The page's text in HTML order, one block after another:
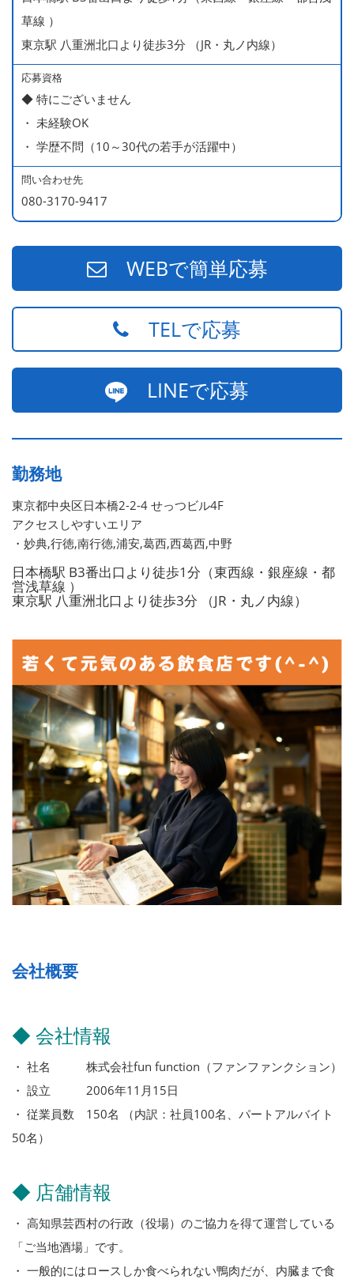
450万円／社員（20代・入社1年目・入籍予定のパートナ
ー持ち）
490万円／店長代理（20代・入社2年目・入社後に結婚。
ラブラブな新婚さん）
540万円／店長（20代・入社3年目・ 育休取得して、更に
やる気MAXの2児のお父さん）
670万円／統括店長（30代・入社7年目・中学生の長男筆
頭に3人の子供を持つ一家の大黒柱）
草線 ）
東京駅 八重洲北口より徒歩3分 （JR・丸ノ内線）
応募資格
◆ 特にございません
・ 未経験OK
・ 学歴不問（10～30代の若手が活躍中）
問い合わせ先
080-3170-9417
WEBで簡単応募
TELで応募
LINEで応募
勤務地
東京都中央区日本橋2-2-4 せっつビル4F
アクセスしやすいエリア
・妙典,行徳,南行徳,浦安,葛西,西葛西,中野
日本橋駅 B3番出口より徒歩1分（東西線・銀座線・都
営浅草線 ）
東京駅 八重洲北口より徒歩3分 （JR・丸ノ内線）
会社概要
◆ 会社情報
・ 社名 株式会社fun function（ファンファンクション）
・ 設立 2006年11月15日
・ 従業員数 150名 （内訳：社員100名、パートアルバイト
50名）
◆ 店舗情報
・ 高知県芸西村の行政（役場）のご協力を得て運営している
「ご当地酒場」です。
・ 一般的にはロースしか食べられない鴨肉だが、内臓まで食